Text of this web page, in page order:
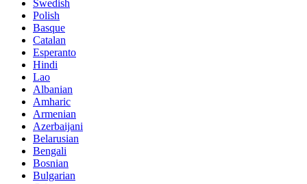
Swedish
Polish
Basque
Catalan
Esperanto
Hindi
Lao
Albanian
Amharic
Armenian
Azerbaijani
Belarusian
Bengali
Bosnian
Bulgarian